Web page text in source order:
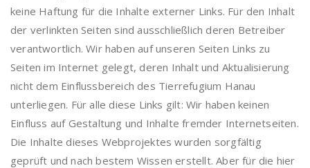
keine Haftung für die Inhalte externer Links. Für den Inhalt
der verlinkten Seiten sind ausschließlich deren Betreiber
verantwortlich. Wir haben auf unseren Seiten Links zu
Seiten im Internet gelegt, deren Inhalt und Aktualisierung
nicht dem Einflussbereich des Tierrefugium Hanau
unterliegen. Für alle diese Links gilt: Wir haben keinen
Einfluss auf Gestaltung und Inhalte fremder Internetseiten.
Die Inhalte dieses Webprojektes wurden sorgfältig
geprüft und nach bestem Wissen erstellt. Aber für die hier